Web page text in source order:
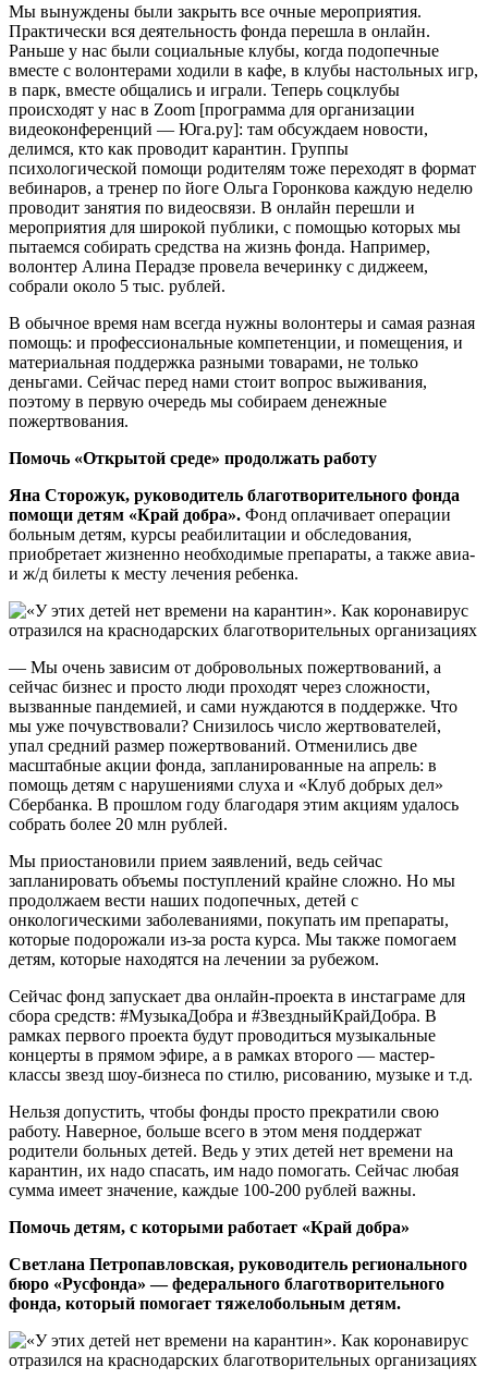
Мы вынуждены были закрыть все очные мероприятия.
Практически вся деятельность фонда перешла в онлайн.
Раньше у нас были социальные клубы, когда подопечные
вместе с волонтерами ходили в кафе, в клубы настольных игр,
в парк, вместе общались и играли. Теперь соцклубы
происходят у нас в Zoom [программа для организации
видеоконференций — Юга.ру]: там обсуждаем новости,
делимся, кто как проводит карантин. Группы
психологической помощи родителям тоже переходят в формат
вебинаров, а тренер по йоге Ольга Горонкова каждую неделю
проводит занятия по видеосвязи. В онлайн перешли и
мероприятия для широкой публики, с помощью которых мы
пытаемся собирать средства на жизнь фонда. Например,
волонтер Алина Перадзе провела вечеринку с диджеем,
собрали около 5 тыс. рублей.
В обычное время нам всегда нужны волонтеры и самая разная
помощь: и профессиональные компетенции, и помещения, и
материальная поддержка разными товарами, не только
деньгами. Сейчас перед нами стоит вопрос выживания,
поэтому в первую очередь мы собираем денежные
пожертвования.
Помочь «Открытой среде» продолжать работу
Яна Сторожук, руководитель благотворительного фонда
помощи детям «Край добра». Фонд оплачивает операции
больным детям, курсы реабилитации и обследования,
приобретает жизненно необходимые препараты, а также авиа-
и ж/д билеты к месту лечения ребенка.
— Мы очень зависим от добровольных пожертвований, а
сейчас бизнес и просто люди проходят через сложности,
вызванные пандемией, и сами нуждаются в поддержке. Что
мы уже почувствовали? Снизилось число жертвователей,
упал средний размер пожертвований. Отменились две
масштабные акции фонда, запланированные на апрель: в
помощь детям с нарушениями слуха и «Клуб добрых дел»
Сбербанка. В прошлом году благодаря этим акциям удалось
собрать более 20 млн рублей.
Мы приостановили прием заявлений, ведь сейчас
запланировать объемы поступлений крайне сложно. Но мы
продолжаем вести наших подопечных, детей с
онкологическими заболеваниями, покупать им препараты,
которые подорожали из-за роста курса. Мы также помогаем
детям, которые находятся на лечении за рубежом.
Сейчас фонд запускает два онлайн-проекта в инстаграме для
сбора средств: #МузыкаДобра и #ЗвездныйКрайДобра. В
рамках первого проекта будут проводиться музыкальные
концерты в прямом эфире, а в рамках второго — мастер-
классы звезд шоу-бизнеса по стилю, рисованию, музыке и т.д.
Нельзя допустить, чтобы фонды просто прекратили свою
работу. Наверное, больше всего в этом меня поддержат
родители больных детей. Ведь у этих детей нет времени на
карантин, их надо спасать, им надо помогать. Сейчас любая
сумма имеет значение, каждые 100-200 рублей важны.
Помочь детям, с которыми работает «Край добра»
Светлана Петропавловская, руководитель регионального
бюро «Русфонда» — федерального благотворительного
фонда, который помогает тяжелобольным детям.